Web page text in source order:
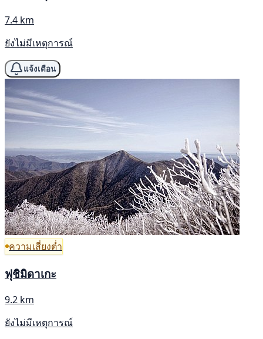
7.4 km
ยังไม่มีเหตุการณ์
แจ้งเตือน
ความเสี่ยงต่ำ
ฟุชิมิดาเกะ
9.2 km
ยังไม่มีเหตุการณ์